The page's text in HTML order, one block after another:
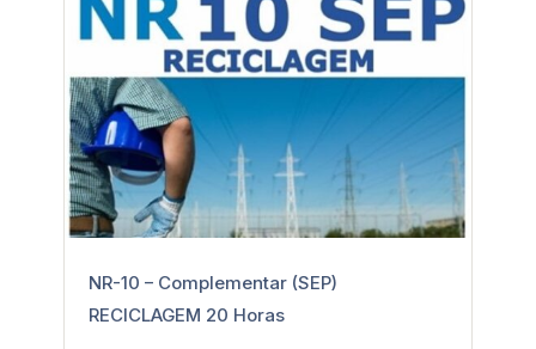
NR-10 – Complementar (SEP)
RECICLAGEM 20 Horas